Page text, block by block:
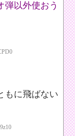
弾以外使おう
もに飛ばない